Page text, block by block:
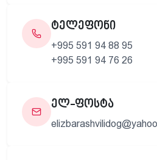
ტელეფონი
+995 591 94 88 95
+995 591 94 76 26
ელ-ფოსტა